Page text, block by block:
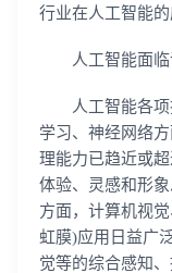
行业在人工智能
人工智能面临
人工智能各项
学习、神经网络
理能力已趋近或
体验、灵感和形
方面，计算机视
虹膜)应用日益广
觉等的综合感知